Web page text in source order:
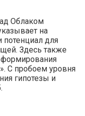
Облаком
на
потенциал для
Здесь также
С пробоем уровня
гипотезы и